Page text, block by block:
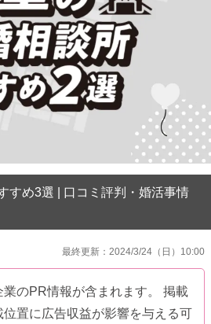
すめ3選 | 口コミ評判・婚活事情
最終更新：2024/3/24（日）10:00
のPR情報が含まれます。 掲載
置に広告収益が影響を与える可